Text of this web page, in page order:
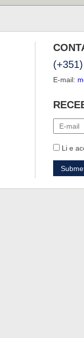
E-mail:
Li e